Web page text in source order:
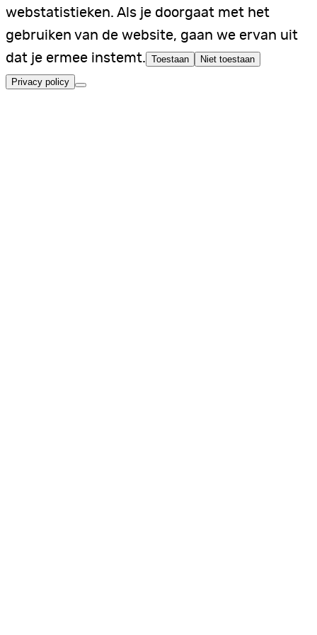
webstatistieken. Als je doorgaat met het
gebruiken van de website, gaan we ervan uit
dat je ermee instemt. Toestaan Niet toestaan
Privacy policy